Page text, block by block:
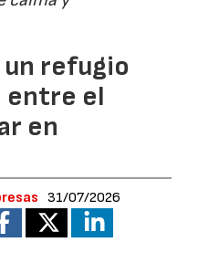
un refugio
entre el
en
31/07/2026